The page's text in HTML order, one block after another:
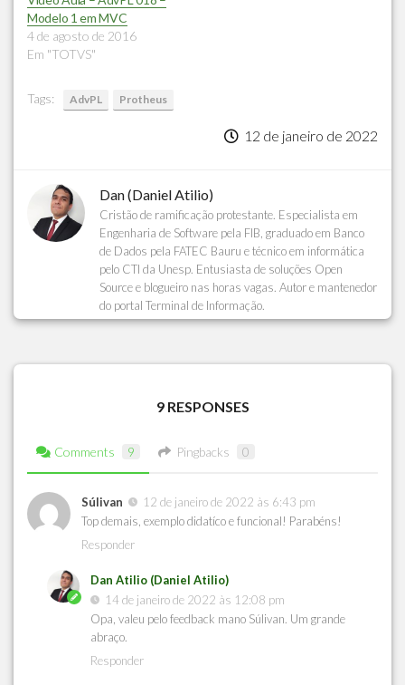
Modelo 1 em MVC
4 de agosto de 2016
Em "TOTVS"
Tags: AdvPL Protheus
12 de janeiro de 2022
Dan (Daniel Atilio)
Cristão de ramificação protestante. Especialista em
Engenharia de Software pela FIB, graduado em Banco
de Dados pela FATEC Bauru e técnico em informática
pelo CTI da Unesp. Entusiasta de soluções Open
Source e blogueiro nas horas vagas. Autor e mantenedor
do portal Terminal de Informação.
9 RESPONSES
Comments 9 Pingbacks 0
Súlivan
12 de janeiro de 2022 às 6:43 pm
Top demais, exemplo didatíco e funcional! Parabéns!
Responder
Dan Atilio (Daniel Atilio)
14 de janeiro de 2022 às 12:08 pm
Opa, valeu pelo feedback mano Súlivan. Um grande
abraço.
Responder